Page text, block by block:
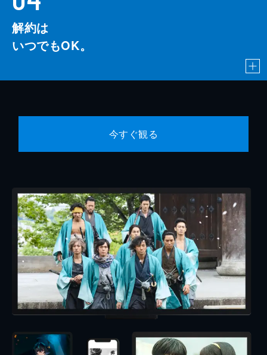
解約は
いつでもOK。
今すぐ観る